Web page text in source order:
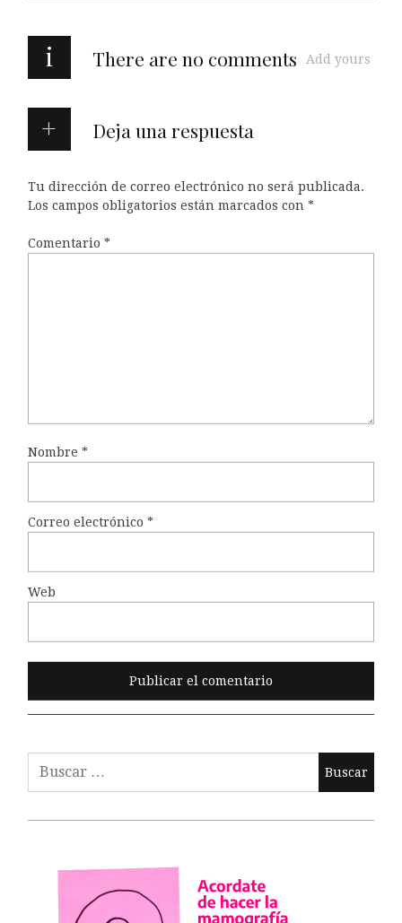
i There are no comments Add yours
Deja una respuesta
Tu dirección de correo electrónico no será publicada.
Los campos obligatorios están marcados con *
Comentario *
Nombre *
Correo electrónico *
Web